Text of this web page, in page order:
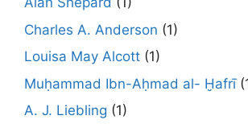
Charles A. Anderson (1)
Louisa May Alcott (1)
Muḥammad Ibn-Aḥmad al- Ḫafrī
A. J. Liebling (1)